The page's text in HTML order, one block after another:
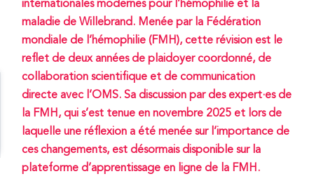
internationales modernes pour l’hémophilie et la
maladie de Willebrand. Menée par la Fédération
mondiale de l’hémophilie (FMH), cette révision est le
reflet de deux années de plaidoyer coordonné, de
collaboration scientifique et de communication
directe avec l’OMS. Sa discussion par des expert·es de
la FMH, qui s’est tenue en novembre 2025 et lors de
laquelle une réflexion a été menée sur l’importance de
ces changements, est désormais disponible sur la
plateforme d’apprentissage en ligne de la FMH.